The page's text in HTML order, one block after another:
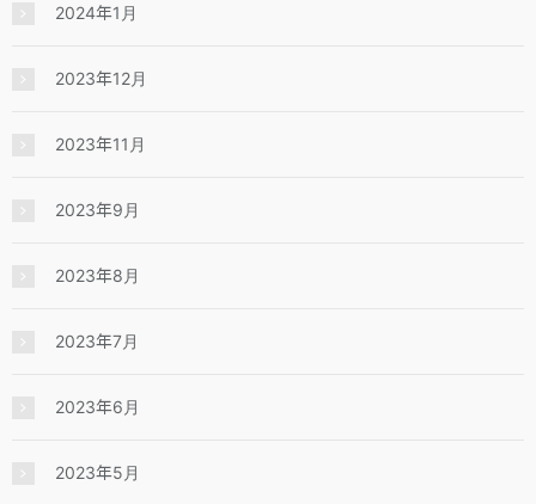
2024年1月
2023年12月
2023年11月
2023年9月
2023年8月
2023年7月
2023年6月
2023年5月